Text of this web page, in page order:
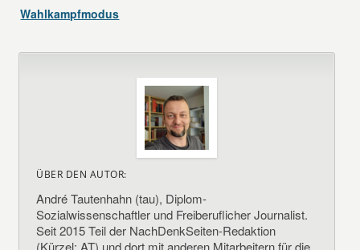
Wahlkampfmodus
ÜBER DEN AUTOR:
André Tautenhahn (tau), Diplom-
Sozialwissenschaftler und Freiberuflicher Journalist.
Seit 2015 Teil der NachDenkSeiten-Redaktion
(Kürzel: AT) und dort mit anderen Mitarbeitern für die